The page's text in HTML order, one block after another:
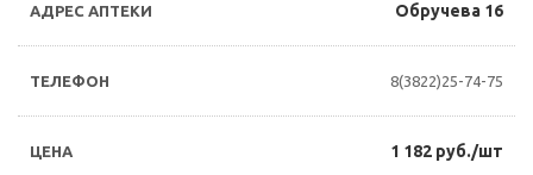
Обручева 16
8(3822)25-74-75
1 182 руб./шт